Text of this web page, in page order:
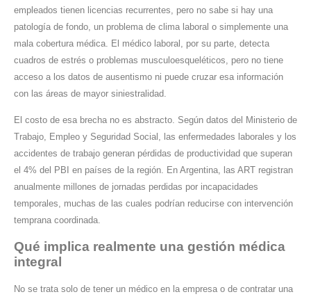
empleados tienen licencias recurrentes, pero no sabe si hay una
patología de fondo, un problema de clima laboral o simplemente una
mala cobertura médica. El médico laboral, por su parte, detecta
cuadros de estrés o problemas musculoesqueléticos, pero no tiene
acceso a los datos de ausentismo ni puede cruzar esa información
con las áreas de mayor siniestralidad.
El costo de esa brecha no es abstracto. Según datos del Ministerio de
Trabajo, Empleo y Seguridad Social, las enfermedades laborales y los
accidentes de trabajo generan pérdidas de productividad que superan
el 4% del PBI en países de la región. En Argentina, las ART registran
anualmente millones de jornadas perdidas por incapacidades
temporales, muchas de las cuales podrían reducirse con intervención
temprana coordinada.
Qué implica realmente una gestión médica
integral
No se trata solo de tener un médico en la empresa o de contratar una